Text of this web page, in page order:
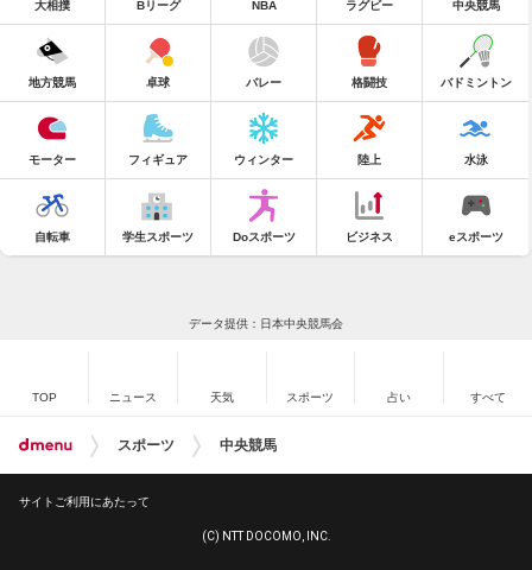
大相撲 Bリーグ NBA ラグビー 中央競馬
地方競馬 卓球 バレー 格闘技 バドミントン
モーター フィギュア ウィンター 陸上 水泳
自転車 学生スポーツ Doスポーツ ビジネス eスポーツ
データ提供：日本中央競馬会
TOP ニュース 天気 スポーツ 占い すべて
スポーツ 中央競馬
サイトご利用にあたって
(C) NTT DOCOMO, INC.